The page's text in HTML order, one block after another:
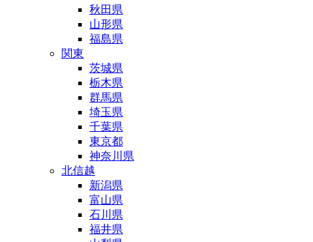
秋田県
山形県
福島県
関東
茨城県
栃木県
群馬県
埼玉県
千葉県
東京都
神奈川県
北信越
新潟県
富山県
石川県
福井県